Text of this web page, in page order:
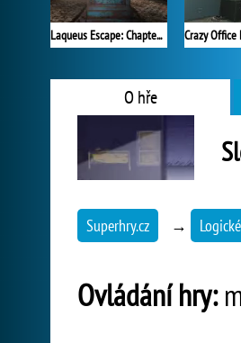
Laqueus Escape: Chapter III
O hře
Superhry.cz →
Ovládání hry: